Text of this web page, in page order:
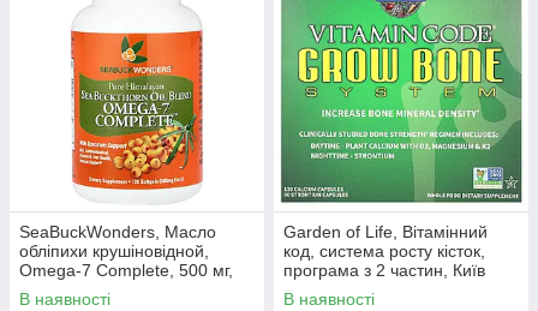
SeaBuckWonders, Масло
обліпихи крушіновідной,
Omega-7 Complete, 500 мг,
120 м'яких капсул, Київ
В наявності
Garden of Life, Вітамінний
код, система росту кісток,
програма з 2 частин, Київ
В наявності